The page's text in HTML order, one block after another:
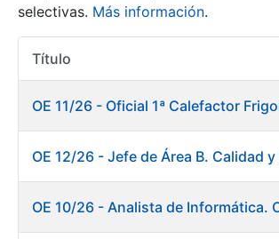
Mostrar/Ocultar
Mostrar/Ocultar
selectivas. Más información.
Título
OE 10/26 - Analista de Informática.